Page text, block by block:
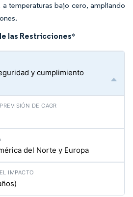
temperaturas bajo cero, ampliando
las Restricciones*
y cumplimiento
del Norte y Europa